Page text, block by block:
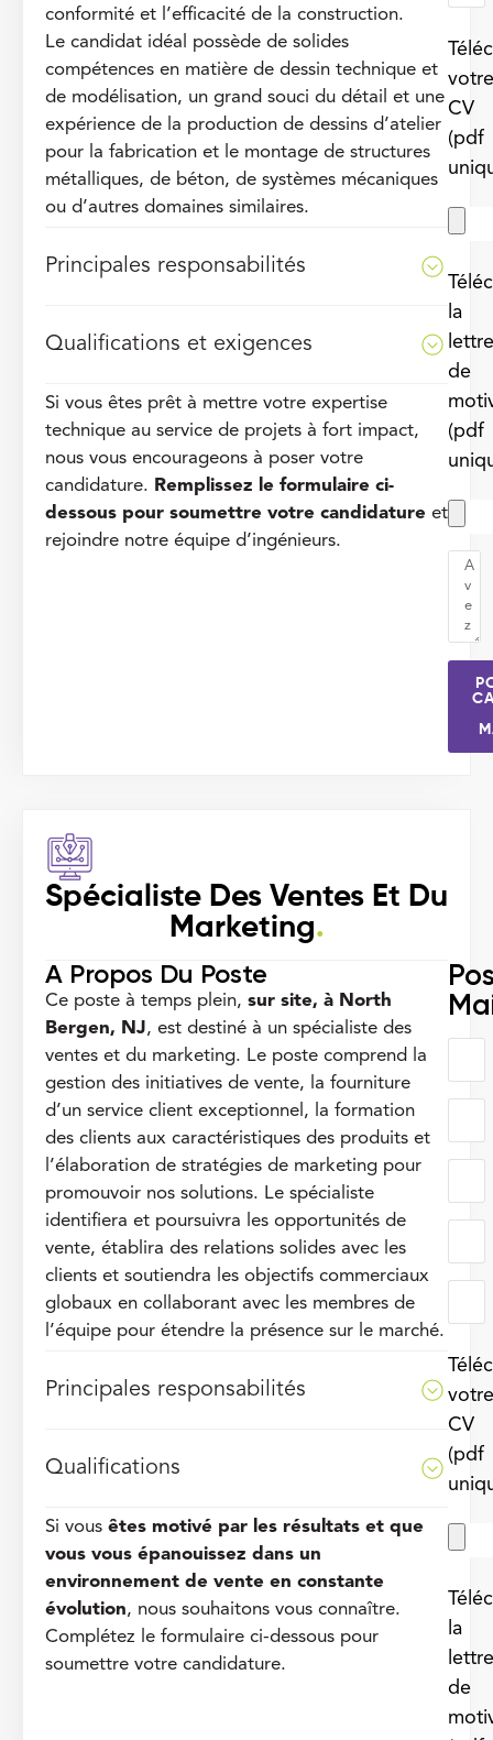
conformité et l’efficacité de la construction.
Le candidat idéal possède de solides
compétences en matière de dessin technique et
de modélisation, un grand souci du détail et une
expérience de la production de dessins d’atelier
pour la fabrication et le montage de structures
métalliques, de béton, de systèmes mécaniques
ou d’autres domaines similaires.
Principales responsabilités
Qualifications et exigences
Si vous êtes prêt à mettre votre expertise
technique au service de projets à fort impact,
nous vous encourageons à poser votre
candidature. Remplissez le formulaire ci-
dessous pour soumettre votre candidature et
rejoindre notre équipe d’ingénieurs.
votre
CV
(pdf
la
lettre
de
(pdf
Spécialiste Des Ventes Et Du
Marketing.
A Propos Du Poste
Ce poste à temps plein, sur site, à North
Bergen, NJ, est destiné à un spécialiste des
ventes et du marketing. Le poste comprend la
gestion des initiatives de vente, la fourniture
d’un service client exceptionnel, la formation
des clients aux caractéristiques des produits et
l’élaboration de stratégies de marketing pour
promouvoir nos solutions. Le spécialiste
identifiera et poursuivra les opportunités de
vente, établira des relations solides avec les
clients et soutiendra les objectifs commerciaux
globaux en collaborant avec les membres de
l’équipe pour étendre la présence sur le marché.
Principales responsabilités
Qualifications
Si vous êtes motivé par les résultats et que
vous vous épanouissez dans un
environnement de vente en constante
évolution, nous souhaitons vous connaître.
Complétez le formulaire ci-dessous pour
soumettre votre candidature.
votre
CV
(pdf
la
lettre
de